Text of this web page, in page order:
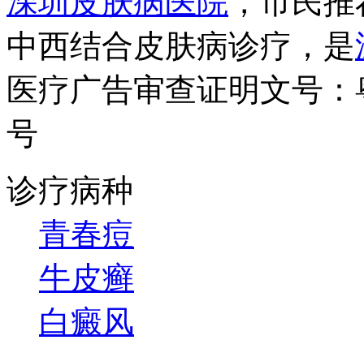
中西结合皮肤病诊疗，是
医疗广告审查证明文号
号
诊疗病种
青春痘
牛皮癣
白癜风